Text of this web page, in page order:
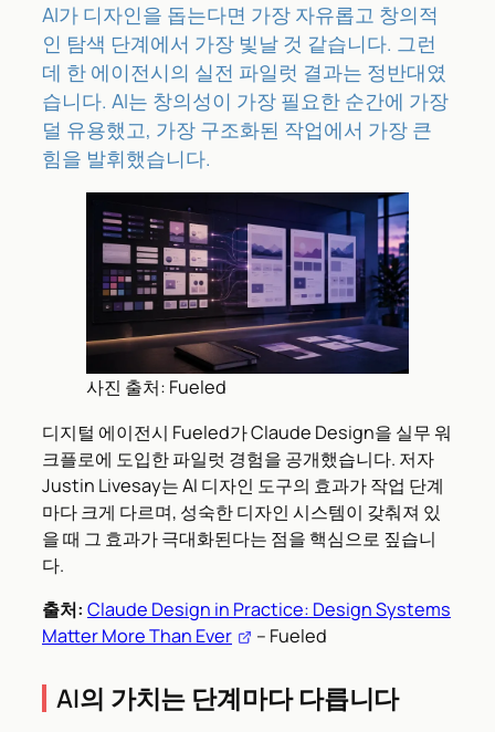
AI가 디자인을 돕는다면 가장 자유롭고 창의적
인 탐색 단계에서 가장 빛날 것 같습니다. 그런
데 한 에이전시의 실전 파일럿 결과는 정반대였
습니다. AI는 창의성이 가장 필요한 순간에 가장
덜 유용했고, 가장 구조화된 작업에서 가장 큰
힘을 발휘했습니다.
사진 출처: Fueled
디지털 에이전시 Fueled가 Claude Design을 실무 워
크플로에 도입한 파일럿 경험을 공개했습니다. 저자
Justin Livesay는 AI 디자인 도구의 효과가 작업 단계
마다 크게 다르며, 성숙한 디자인 시스템이 갖춰져 있
을 때 그 효과가 극대화된다는 점을 핵심으로 짚습니
다.
출처: Claude Design in Practice: Design Systems
Matter More Than Ever
– Fueled
AI의 가치는 단계마다 다릅니다